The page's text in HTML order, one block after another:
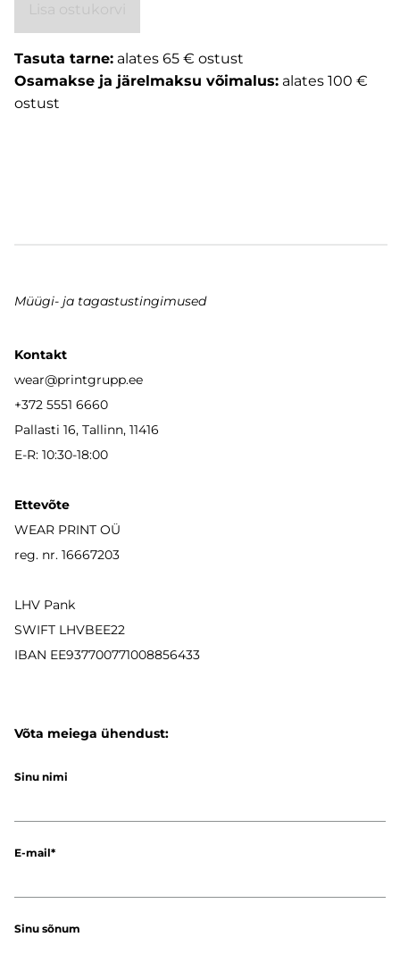
Tasuta tarne: alates 65 € ostust
Osamakse ja järelmaksu võimalus: alates 100 €
ostust
Müügi- ja tagastustingimused
Kontakt
wear@printgrupp.ee
+372 5551 6660
Pallasti 16, Tallinn, 11416
E-R: 10:30-18:00
Ettevõte
WEAR PRINT OÜ
reg. nr. 16667203
LHV Pank
SWIFT LHVBEE22
IBAN EE937700771008856433
Võta meiega ühendust:
Sinu nimi
E-mail
Sinu sõnum